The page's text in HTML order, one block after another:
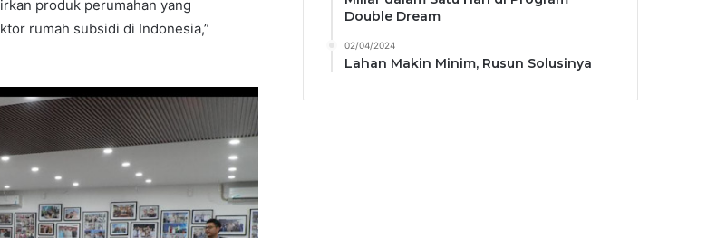
produk perumahan yang
rumah subsidi di Indonesia,”
Double Dream
02/04/2024
Lahan Makin Minim, Rusun Solusinya